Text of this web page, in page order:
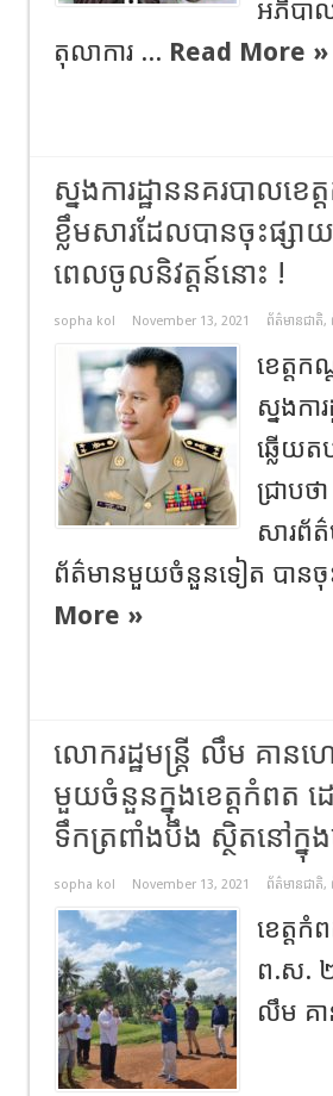
អភិបាល
តុលាការ ... Read More »
ស្នងការដ្ឋាននគរបាលខ
ខ្លឹមសារដែលបានចុះផ្សា
ពេលចូលនិវត្តន៍នោះ !
sopha kol November 13, 2021 ព័ត៌មានជាតិ,
ខេត្តក
ស្នងក
ឆ្លើយ
ជ្រាបថ
សារព័
ព័ត៌មានមួយចំនួនទៀត បានចុ
More »
លោករដ្ឋមន្ត្រី លឹម គាន
មួយចំនួនក្នុងខេត្តកំពត
ទឹកត្រពាំងបឹង ស្ថិតនៅក្
sopha kol November 13, 2021 ព័ត៌មានជាតិ,
ខេត្តកំ
ព.ស. ២
លឹម គ